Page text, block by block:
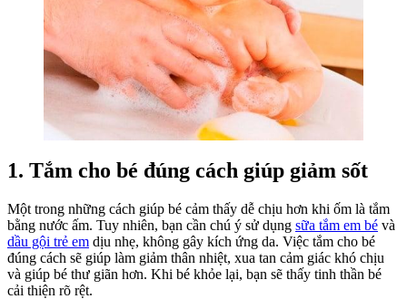
1. Tắm cho bé đúng cách giúp giảm sốt
Một trong những cách giúp bé cảm thấy dễ chịu hơn khi ốm là tắm
bằng nước ấm. Tuy nhiên, bạn cần chú ý sử dụng sữa tắm em bé và
dầu gội trẻ em dịu nhẹ, không gây kích ứng da. Việc tắm cho bé
đúng cách sẽ giúp làm giảm thân nhiệt, xua tan cảm giác khó chịu
và giúp bé thư giãn hơn. Khi bé khỏe lại, bạn sẽ thấy tinh thần bé
cải thiện rõ rệt.